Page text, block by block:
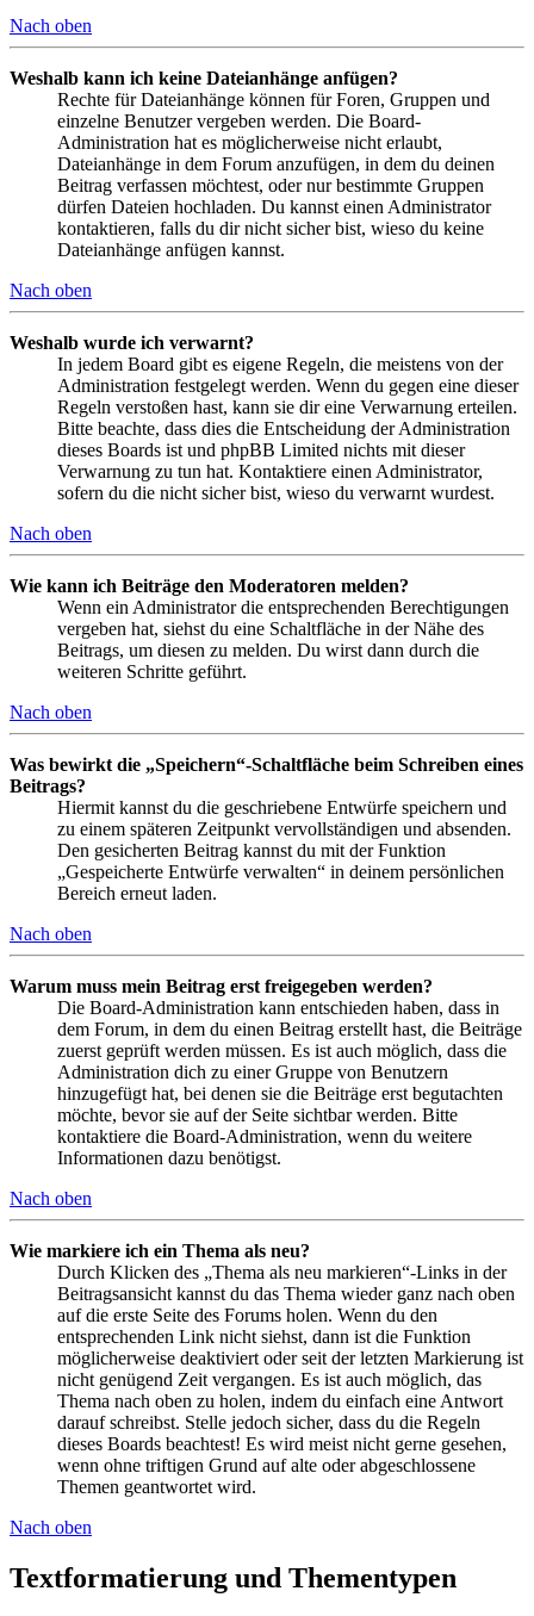
Nach oben
Weshalb kann ich keine Dateianhänge anfügen?
Rechte für Dateianhänge können für Foren, Gruppen und
einzelne Benutzer vergeben werden. Die Board-
Administration hat es möglicherweise nicht erlaubt,
Dateianhänge in dem Forum anzufügen, in dem du deinen
Beitrag verfassen möchtest, oder nur bestimmte Gruppen
dürfen Dateien hochladen. Du kannst einen Administrator
kontaktieren, falls du dir nicht sicher bist, wieso du keine
Dateianhänge anfügen kannst.
Nach oben
Weshalb wurde ich verwarnt?
In jedem Board gibt es eigene Regeln, die meistens von der
Administration festgelegt werden. Wenn du gegen eine dieser
Regeln verstoßen hast, kann sie dir eine Verwarnung erteilen.
Bitte beachte, dass dies die Entscheidung der Administration
dieses Boards ist und phpBB Limited nichts mit dieser
Verwarnung zu tun hat. Kontaktiere einen Administrator,
sofern du die nicht sicher bist, wieso du verwarnt wurdest.
Nach oben
Wie kann ich Beiträge den Moderatoren melden?
Wenn ein Administrator die entsprechenden Berechtigungen
vergeben hat, siehst du eine Schaltfläche in der Nähe des
Beitrags, um diesen zu melden. Du wirst dann durch die
weiteren Schritte geführt.
Nach oben
Was bewirkt die „Speichern“-Schaltfläche beim Schreiben eines
Beitrags?
Hiermit kannst du die geschriebene Entwürfe speichern und
zu einem späteren Zeitpunkt vervollständigen und absenden.
Den gesicherten Beitrag kannst du mit der Funktion
„Gespeicherte Entwürfe verwalten“ in deinem persönlichen
Bereich erneut laden.
Nach oben
Warum muss mein Beitrag erst freigegeben werden?
Die Board-Administration kann entschieden haben, dass in
dem Forum, in dem du einen Beitrag erstellt hast, die Beiträge
zuerst geprüft werden müssen. Es ist auch möglich, dass die
Administration dich zu einer Gruppe von Benutzern
hinzugefügt hat, bei denen sie die Beiträge erst begutachten
möchte, bevor sie auf der Seite sichtbar werden. Bitte
kontaktiere die Board-Administration, wenn du weitere
Informationen dazu benötigst.
Nach oben
Wie markiere ich ein Thema als neu?
Durch Klicken des „Thema als neu markieren“-Links in der
Beitragsansicht kannst du das Thema wieder ganz nach oben
auf die erste Seite des Forums holen. Wenn du den
entsprechenden Link nicht siehst, dann ist die Funktion
möglicherweise deaktiviert oder seit der letzten Markierung ist
nicht genügend Zeit vergangen. Es ist auch möglich, das
Thema nach oben zu holen, indem du einfach eine Antwort
darauf schreibst. Stelle jedoch sicher, dass du die Regeln
dieses Boards beachtest! Es wird meist nicht gerne gesehen,
wenn ohne triftigen Grund auf alte oder abgeschlossene
Themen geantwortet wird.
Nach oben
Textformatierung und Thementypen